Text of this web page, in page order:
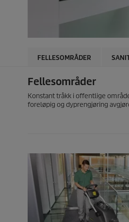
FELLESOMRÅDER
Fellesområder
Konstant tråkk i offentlige
foreløpig og dyprengjøring